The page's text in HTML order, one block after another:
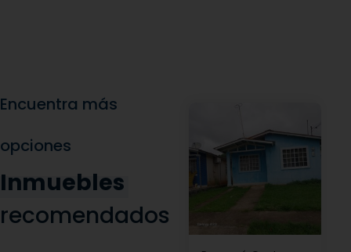
Encuentra más
opciones
Inmuebles
recomendados